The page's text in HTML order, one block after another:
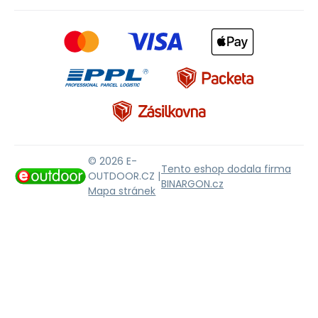
© 2026 E-
OUTDOOR.CZ |
Mapa stránek
Tento eshop dodala firma
BINARGON.cz